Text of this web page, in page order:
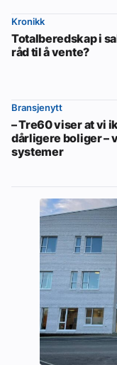
Kronikk
Totalberedskap i
råd til å vente?
Bransjenytt
– Tre60 viser at vi
dårligere boliger –
systemer